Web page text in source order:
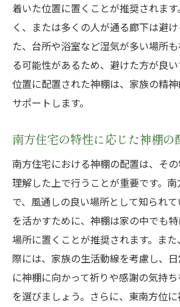
着いた位置に置くことが推奨されま
く、または多くの人が通る廊下は避
た、台所や浴室など湿気が多い場所
る可能性があるため、避けた方が良
位置に配置された神棚は、家族の精
サポートします。
南方住宅の特性に応じた神棚の
南方住宅における神棚の配置は、そ
理解した上で行うことが重要です。
で、風通しの良い場所として知られ
を活かすために、神棚は家の中でも
場所に置くことが推奨されます。ま
際には、家族の生活動線を考慮し、
に神棚に向かって祈りや感謝の気持
を選びましょう。さらに、東南方位